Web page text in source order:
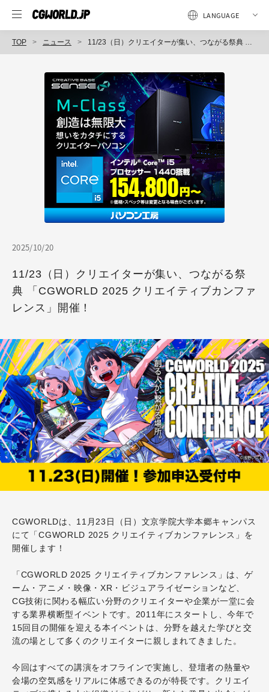
TOP ニュース 11/23（日）クリエイターが集い、つながる祭典 「CGWORLD 2025 クリエイティブカンファレンス」開催！
2025/10/20
11/23（日）クリエイターが集い、つながる祭
典 「CGWORLD 2025 クリエイティブカンファ
レンス」開催！
CGWORLDは、 11月23日（日）文京学院大学本郷キャンパス
にて「CGWORLD 2025 クリエイティブカンファレンス 」を
開催します！
「CGWORLD 2025 クリエイティブカンファレンス 」は、ゲ
ーム・アニメ・映像・XR・ビジュアライゼーションなど、
CG技術に関わる幅広い分野のクリエイターや企業が一堂に会
する業界横断型イベントです。2011年にスタートし、今年で
15回目の開催を迎える本イベントは、分野を越えた学びと交
流の場として多くのクリエイターに親しまれてきました。
今回はすべての講演をオフラインで実施し、登壇者の熱量や
会場の空気感をリアルに体感できるのが特長です。クリエイ